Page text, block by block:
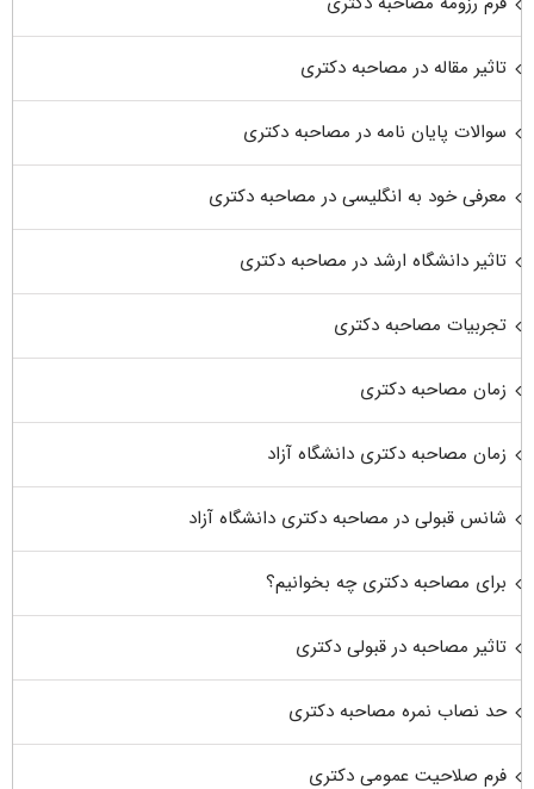
تاثیر مقاله در مصاحبه دکتری
سوالات پایان نامه در مصاحبه دکتری
معرفی خود به انگلیسی در مصاحبه دکتری
تاثیر دانشگاه ارشد در مصاحبه دکتری
تجربیات مصاحبه دکتری
زمان مصاحبه دکتری
زمان مصاحبه دکتری دانشگاه آزاد
شانس قبولی در مصاحبه دکتری دانشگاه آزاد
برای مصاحبه دکتری چه بخوانیم؟
تاثیر مصاحبه در قبولی دکتری
حد نصاب نمره مصاحبه دکتری
فرم صلاحیت عمومی دکتری